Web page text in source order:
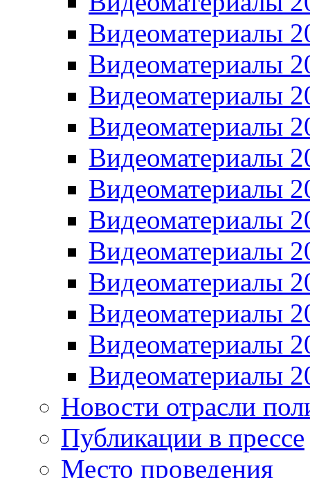
Видеоматериалы
Видеоматериалы
Видеоматериалы
Видеоматериалы
Видеоматериалы
Видеоматериалы
Видеоматериалы
Видеоматериалы
Видеоматериалы
Видеоматериалы
Видеоматериалы
Видеоматериалы
Новости отрасли
Публикации в прессе
Место проведения